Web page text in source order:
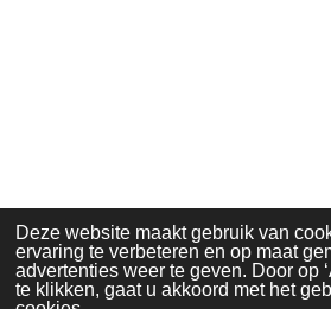
Deze website maakt gebruik van
ervaring te verbeteren en op maat
advertenties weer te geven. Door op
te klikken, gaat u akkoord met het